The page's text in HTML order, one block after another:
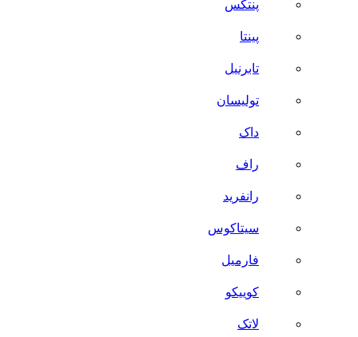
پنتکس
پینتا
تابرنیل
تولیسان
داک
راف
رانفرید
سیتاکوس
فارمیل
کوییکو
لاتک